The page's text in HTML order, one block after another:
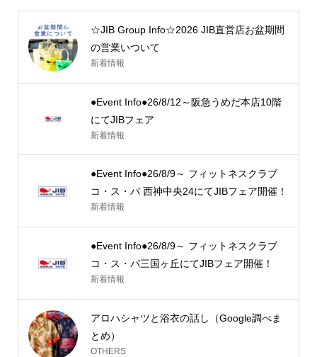
☆JIB Group Info☆2026 JIB直営店お盆期間
の営業いついて
新着情報
●Event Info●26/8/12～阪急うめだ本店10階
にてJIBフェア
新着情報
●Event Info●26/8/9～ フィットネスクラブ
コ・ス・パ 西神中央24にてJIBフェア開催！
新着情報
●Event Info●26/8/9～ フィットネスクラブ
コ・ス・パ三国ヶ丘にてJIBフェア開催！
新着情報
アロハシャツと浴衣の話し（Google調べま
とめ）
OTHERS